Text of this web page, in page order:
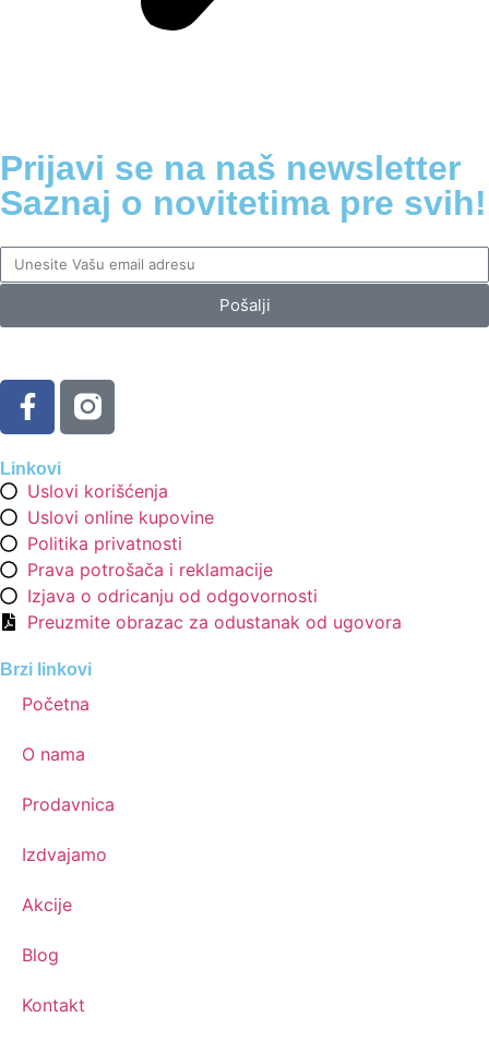
Prijavi se na naš newsletter
Saznaj o novitetima pre svih!
Pošalji
Linkovi
Uslovi korišćenja
Uslovi online kupovine
Politika privatnosti
Prava potrošača i reklamacije
Izjava o odricanju od odgovornosti
Preuzmite obrazac za odustanak od ugovora
Brzi linkovi
Početna
O nama
Prodavnica
Izdvajamo
Akcije
Blog
Kontakt